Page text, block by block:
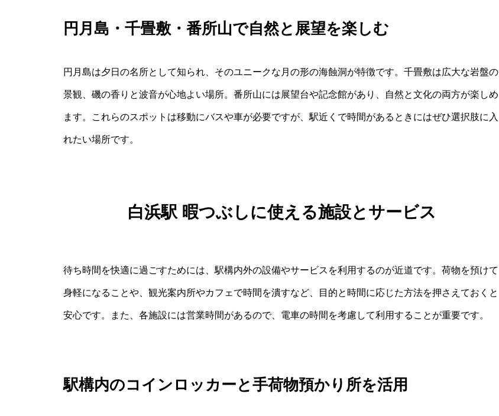
円月島・千畳敷・番所山で自然と展望を楽しむ
円月島は夕日の名所として知られ、そのユニークな月の形の海蝕洞が特徴です。千畳敷は広大な岩盤の
景観、磯の香りと波音が心地よい場所。番所山には展望台や記念館があり、自然と文化の両方が楽しめ
ます。これらのスポットは移動にバスや車が必要ですが、駅近くで時間があるときにはぜひ選択肢に入
れたい場所です。
白浜駅 暇つぶしに使える施設とサービス
待ち時間を快適に過ごすためには、駅構内外の設備やサービスを利用するのが近道です。荷物を預けて
身軽になることや、観光案内所やカフェで時間を潰すなど、目的と時間に応じた方法を押さえておくと
安心です。また、各施設には営業時間があるので、電車の時間を考慮して利用することが重要です。
駅構内のコインロッカーと手荷物預かり所を活用